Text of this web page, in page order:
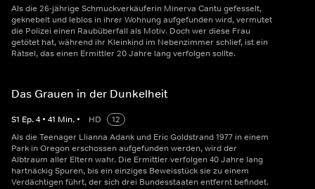
Als die 26-jährige Schmuckverkäuferin Minerva Cantu gefesselt,
geknebelt und leblos in ihrer Wohnung aufgefunden wird, vermutet
die Polizei einen Raubüberfall als Motiv. Doch wer diese Frau
getötet hat, während ihr Kleinkind im Nebenzimmer schlief, ist ein
Rätsel, das einen Ermittler 20 Jahre lang verfolgen sollte.
Das Grauen in der Dunkelheit
S1 Ep.4 • 41 Min. • HD
12
Als die Teenager Llianna Adank und Eric Goldstrand 1977 in einem
Park in Oregon erschossen aufgefunden werden, wird der
Albtraum aller Eltern wahr. Die Ermittler verfolgen 40 Jahre lang
hartnäckig Spuren, bis ein einziges Beweisstück sie zu einem
Verdächtigen führt, der sich drei Bundesstaaten entfernt befindet.